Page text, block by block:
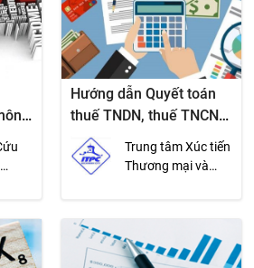
Hướng dẫn Quyết toán
thuế TNDN, thuế TNCN
2012
Trung tâm Xúc tiến
Thương mại và